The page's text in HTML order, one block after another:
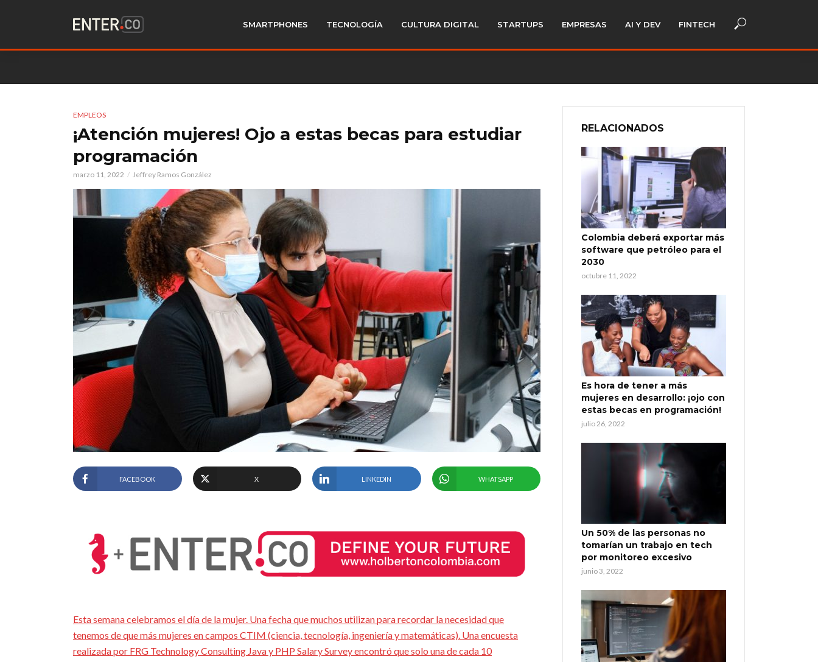
SMARTPHONES TECNOLOGÍA CULTURA DIGITAL STARTUPS EMPRESAS AI Y DEV FINTECH
EMPLEOS
¡Atención mujeres! Ojo a estas becas para estudiar
programación
marzo 11, 2022 Jeffrey Ramos González
FACEBOOK X LINKEDIN WHATSAPP
Esta semana celebramos el día de la mujer. Una fecha que muchos utilizan para recordar la necesidad que
tenemos de que más mujeres en campos CTIM (ciencia, tecnología, ingeniería y matemáticas). Una encuesta
realizada por FRG Technology Consulting Java y PHP Salary Survey encontró que solo una de cada 10
RELACIONADOS
Colombia deberá exportar más
software que petróleo para el
2030
octubre 11, 2022
Es hora de tener a más
mujeres en desarrollo: ¡ojo con
estas becas en programación!
julio 26, 2022
Un 50% de las personas no
tomarían un trabajo en tech
por monitoreo excesivo
junio 3, 2022